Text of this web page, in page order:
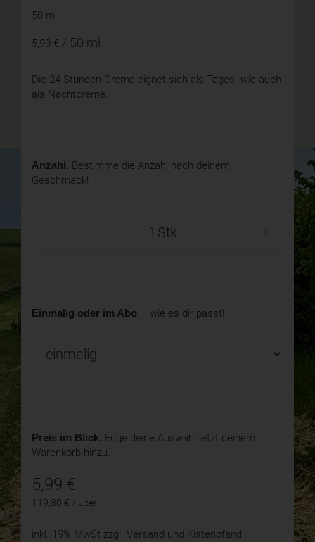
50 ml
5,99 € / 50 ml
Die 24-Stunden-Creme eignet sich als Tages- wie auch
als Nachtcreme.
Anzahl. Bestimme die Anzahl nach deinem
Geschmack!
Stk
Einmalig oder im Abo – wie es dir passt!
Preis im Blick. Füge deine Auswahl jetzt deinem
Warenkorb hinzu.
5,99 €
119,80 € / Liter
inkl. 19% MwSt zzgl. Versand und Kistenpfand